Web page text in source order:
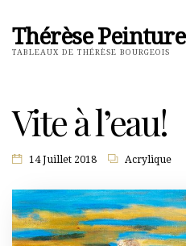
Thérèse Peinture
TABLEAUX DE THÉRÈSE BOURGEOIS
Vite à l’eau!
14 Juillet 2018 Acrylique